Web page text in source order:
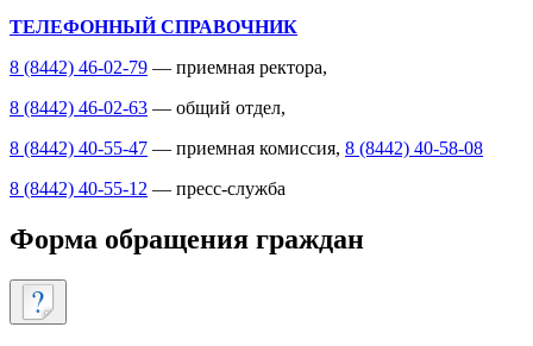
ТЕЛЕФОННЫЙ СПРАВОЧНИК
8 (8442) 46-02-79 — приемная ректора,
8 (8442) 46-02-63 — общий отдел,
8 (8442) 40-55-47 — приемная комиссия, 8 (8442) 40-58-08
8 (8442) 40-55-12 — пресс-служба
Форма обращения граждан